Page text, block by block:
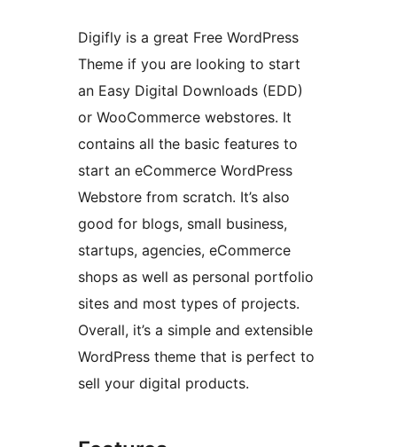
Digifly is a great Free WordPress
Theme if you are looking to start
an Easy Digital Downloads (EDD)
or WooCommerce webstores. It
contains all the basic features to
start an eCommerce WordPress
Webstore from scratch. It’s also
good for blogs, small business,
startups, agencies, eCommerce
shops as well as personal portfolio
sites and most types of projects.
Overall, it’s a simple and extensible
WordPress theme that is perfect to
sell your digital products.